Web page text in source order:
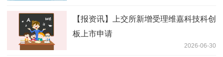
【报资讯】上交所新增受理维嘉科技科创
板上市申请
2026-06-30